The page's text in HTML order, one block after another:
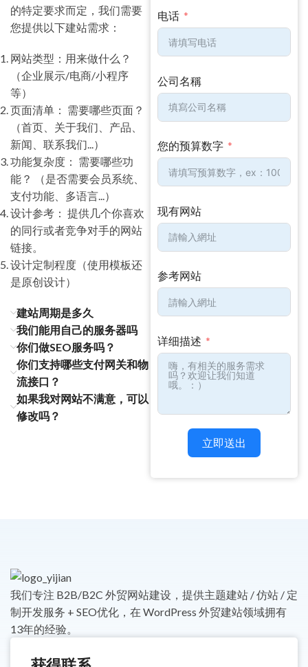
的特定要求而定，我们需要
您提供以下建站需求：
网站类型：用来做什么？
（企业展示/电商/小程序
等）
页面清单： 需要哪些页面？
（首页、关于我们、产品、
新闻、联系我们...）
功能复杂度： 需要哪些功
能？ （是否需要会员系统、
支付功能、多语言...）
设计参考： 提供几个你喜欢
的同行或者竞争对手的网站
链接。
设计定制程度（使用模板还
是原创设计）
建站周期是多久
我们能用自己的服务器吗
你们做SEO服务吗？
你们支持哪些支付网关和物
流接口？
如果我对网站不满意，可以
修改吗？
电话
公司名稱
您的预算数字
现有网站
参考网站
详细描述
立即送出
我们专注 B2B/B2C 外贸网站建设，提供主题建站 / 仿站 / 定
制开发服务 + SEO优化，在 WordPress 外贸建站领域拥有
13年的经验。